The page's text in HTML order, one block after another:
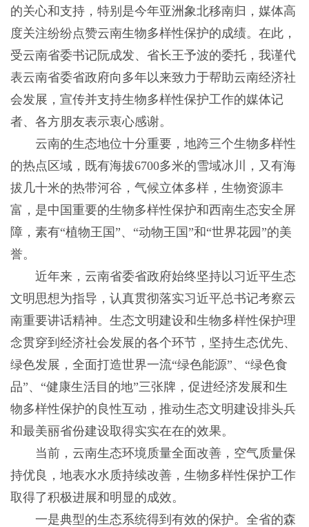
的关心和支持，特别是今年亚洲象北移南归，媒体高
度关注纷纷点赞云南生物多样性保护的成绩。在此，
受云南省委书记阮成发、省长王予波的委托，我谨代
表云南省委省政府向多年以来致力于帮助云南经济社
会发展，宣传并支持生物多样性保护工作的媒体记
者、各方朋友表示衷心感谢。
云南的生态地位十分重要，地跨三个生物多样性
的热点区域，既有海拔6700多米的雪域冰川，又有海
拔几十米的热带河谷，气候立体多样，生物资源丰
富，是中国重要的生物多样性保护和西南生态安全屏
障，素有“植物王国”、“动物王国”和“世界花园”的美
誉。
近年来，云南省委省政府始终坚持以习近平生态
文明思想为指导，认真贯彻落实习近平总书记考察云
南重要讲话精神。生态文明建设和生物多样性保护理
念贯穿到经济社会发展的各个环节，坚持生态优先、
绿色发展，全面打造世界一流“绿色能源”、“绿色食
品”、“健康生活目的地”三张牌，促进经济发展和生
物多样性保护的良性互动，推动生态文明建设排头兵
和最美丽省份建设取得实实在在的效果。
当前，云南生态环境质量全面改善，空气质量保
持优良，地表水水质持续改善，生物多样性保护工作
取得了积极进展和明显的成效。
一是典型的生态系统得到有效的保护。全省的森